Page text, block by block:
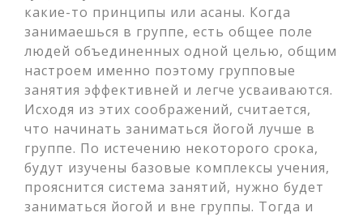
какие-то принципы или асаны. Когда
занимаешься в группе, есть общее поле
людей объединенных одной целью, общим
настроем именно поэтому групповые
занятия эффективней и легче усваиваются.
Исходя из этих соображений, считается,
что начинать заниматься йогой лучше в
группе. По истечению некоторого срока,
будут изучены базовые комплексы учения,
прояснится система занятий, нужно будет
заниматься йогой и вне группы. Тогда и